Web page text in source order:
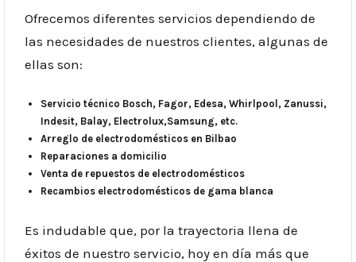
Ofrecemos diferentes servicios dependiendo de
las necesidades de nuestros clientes, algunas de
ellas son:
Servicio técnico Bosch, Fagor, Edesa, Whirlpool, Zanussi,
Indesit, Balay, Electrolux,Samsung, etc.
Arreglo de electrodomésticos en Bilbao
Reparaciones a domicilio
Venta de repuestos de electrodomésticos
Recambios electrodomésticos de gama blanca
Es indudable que, por la trayectoria llena de
éxitos de nuestro servicio, hoy en día más que